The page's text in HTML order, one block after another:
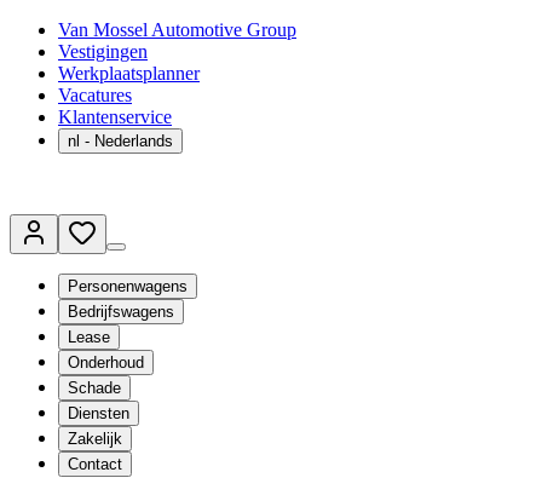
Van Mossel Automotive Group
Vestigingen
Werkplaatsplanner
Vacatures
Klantenservice
nl - Nederlands
Personenwagens
Bedrijfswagens
Lease
Onderhoud
Schade
Diensten
Zakelijk
Contact